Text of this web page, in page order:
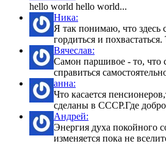
hello world hello world...
Ника:
Я так понимаю, что здесь
гордиться и похвастаться.
Вячеслав:
Самон паршивое - то, что
справиться
анна:
Что касается
сделаны в СССР.Где
Андрей:
Энергия духа покойного
изменяется пока не